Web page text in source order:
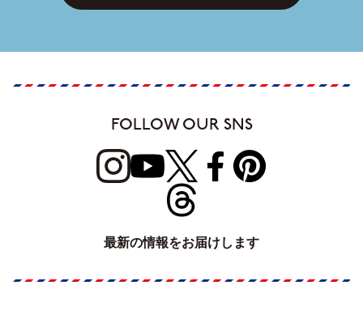
FOLLOW OUR SNS
最新の情報をお届けします